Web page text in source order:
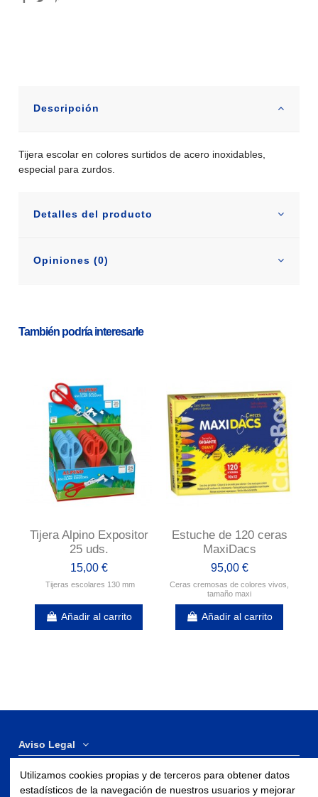
Descripción
Tijera escolar en colores surtidos de acero inoxidables,
especial para zurdos.
Detalles del producto
Opiniones (0)
También podría interesarle
Tijera Alpino Expositor
25 uds.
15,00 €
Tijeras escolares 130 mm
Añadir al carrito
Estuche de 120 ceras
MaxiDacs
95,00 €
Ceras cremosas de colores vivos,
tamaño maxi
Añadir al carrito
Aviso Legal
Contáctenos
Utilizamos cookies propias y de terceros para obtener datos
estadísticos de la navegación de nuestros usuarios y mejorar